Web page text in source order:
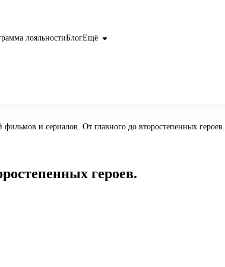
лояльностиБлогЕщё
фильмов и сериалов. От главного до второстепенных героев.
героев.